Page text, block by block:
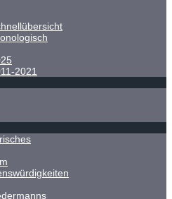
2021